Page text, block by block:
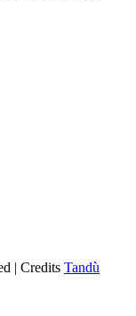
| Credits Tandù